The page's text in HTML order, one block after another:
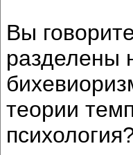
Вы
разделены
теории